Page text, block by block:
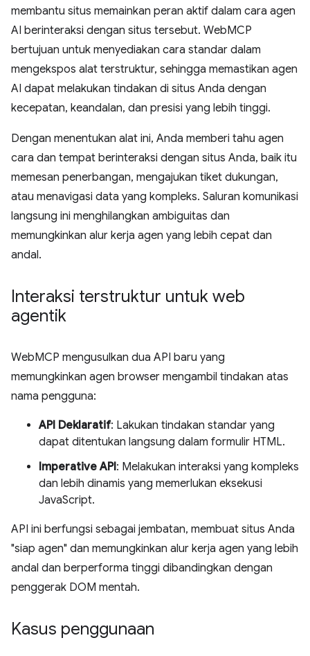
membantu situs memainkan peran aktif dalam cara agen
AI berinteraksi dengan situs tersebut. WebMCP
bertujuan untuk menyediakan cara standar dalam
mengekspos alat terstruktur, sehingga memastikan agen
AI dapat melakukan tindakan di situs Anda dengan
kecepatan, keandalan, dan presisi yang lebih tinggi.
Dengan menentukan alat ini, Anda memberi tahu agen
cara dan tempat berinteraksi dengan situs Anda, baik itu
memesan penerbangan, mengajukan tiket dukungan,
atau menavigasi data yang kompleks. Saluran komunikasi
langsung ini menghilangkan ambiguitas dan
memungkinkan alur kerja agen yang lebih cepat dan
andal.
Interaksi terstruktur untuk web
agentik
WebMCP mengusulkan dua API baru yang
memungkinkan agen browser mengambil tindakan atas
nama pengguna:
API Deklaratif: Lakukan tindakan standar yang
dapat ditentukan langsung dalam formulir HTML.
Imperative API: Melakukan interaksi yang kompleks
dan lebih dinamis yang memerlukan eksekusi
JavaScript.
API ini berfungsi sebagai jembatan, membuat situs Anda
"siap agen" dan memungkinkan alur kerja agen yang lebih
andal dan berperforma tinggi dibandingkan dengan
penggerak DOM mentah.
Kasus penggunaan